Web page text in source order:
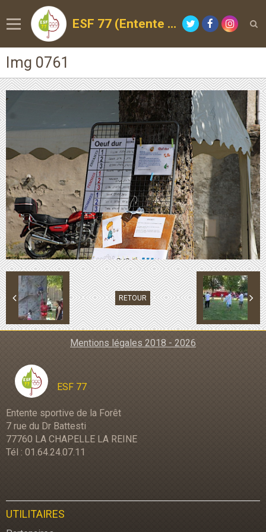
ESF 77 (Entente Sportive de la Forêt)
Img 0761
RETOUR
Mentions légales 2018 - 2026
ESF 77
Entente sportive de la Forêt
7 rue du Dr Battesti
77760 LA CHAPELLE LA REINE
Tél : 01.64.24.07.11
UTILITAIRES